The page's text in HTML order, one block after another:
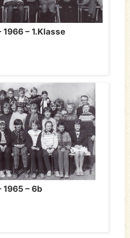
1966 – 1.Klasse
1965 – 6b